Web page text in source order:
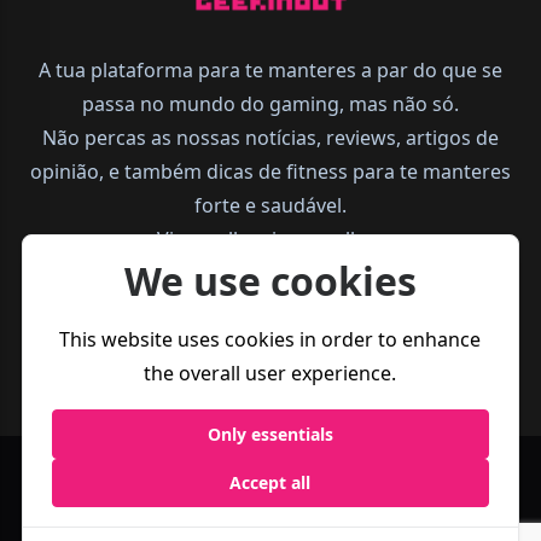
A tua plataforma para te manteres a par do que se
passa no mundo do gaming, mas não só.
Não percas as nossas notícias, reviews, artigos de
opinião, e também dicas de fitness para te manteres
forte e saudável.
Vive melhor, joga melhor.
Business
Política de
We use cookies
This website uses cookies in order to enhance
the overall user experience.
Only essentials
Accept all